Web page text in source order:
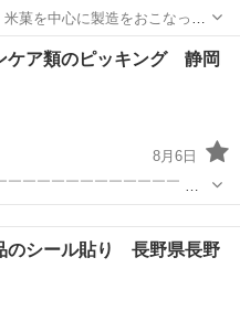
で安心して作業が進められます
体的には…＞ ◆
ケア類のピッキング 静岡
8月6日
タートで しっかり稼げる環境
で 努力次第で時給はUP！...
のシール貼り 長野県長野